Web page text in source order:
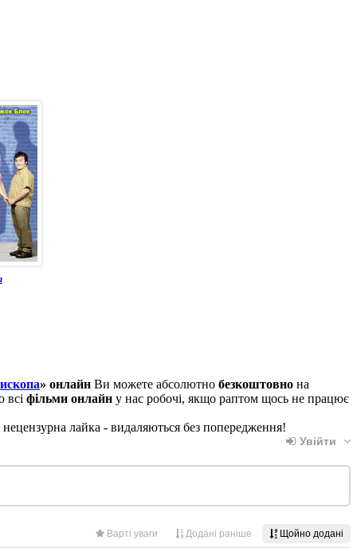
» онлайн Ви можете абсолютно безкоштовно на
всі фільми онлайн у нас робочі, якщо раптом щось не працює
лайка - видаляються без попередження!